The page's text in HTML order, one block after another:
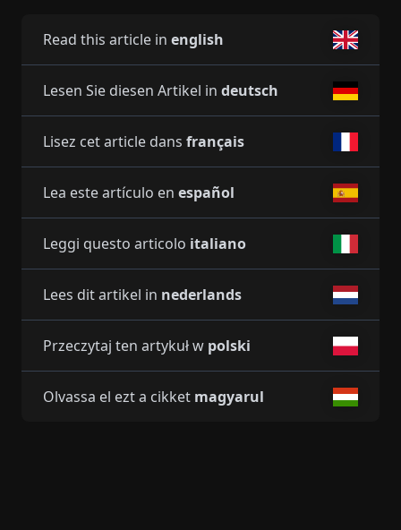
Read this article in english
Lesen Sie diesen Artikel in deutsch
Lisez cet article dans français
Lea este artículo en español
Leggi questo articolo italiano
Lees dit artikel in nederlands
Przeczytaj ten artykuł w polski
Olvassa el ezt a cikket magyarul